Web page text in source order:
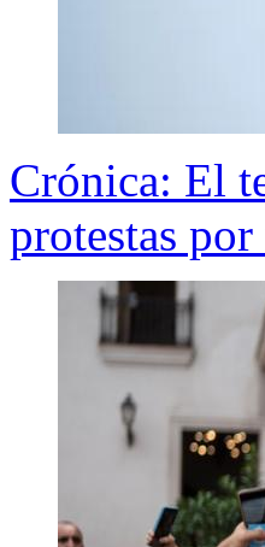
Crónica: El
protestas